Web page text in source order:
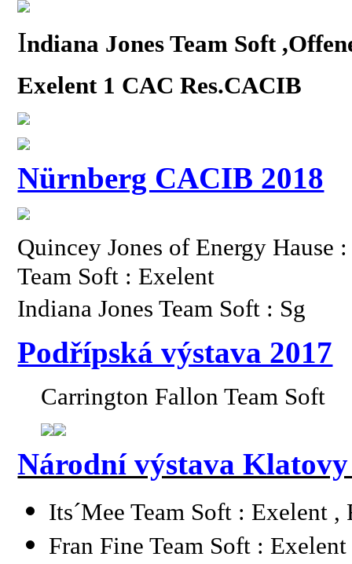
Indiana Jones Team Soft
Exelent 1 CAC Res.CACIB
Nürnberg CACIB 2018
Quincey Jones of Energy
Team Soft : Exelent
Indiana Jones Team Soft : Sg
Podřípská výstava 2017
Carrington Fallon Team Soft
Národní výstava Klatovy
Its´Mee Team Soft : Exelent ,
Fran Fine Team Soft : Exelent